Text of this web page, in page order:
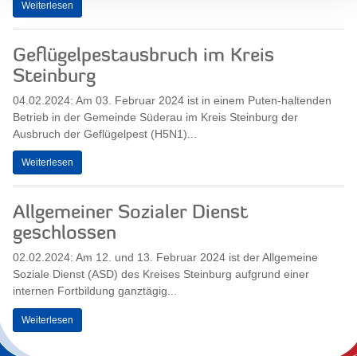
Weiterlesen
Geflügelpestausbruch im Kreis
Steinburg
04.02.2024: Am 03. Februar 2024 ist in einem Puten-haltenden
Betrieb in der Gemeinde Süderau im Kreis Steinburg der
Ausbruch der Geflügelpest (H5N1)...
Weiterlesen
Allgemeiner Sozialer Dienst
geschlossen
02.02.2024: Am 12. und 13. Februar 2024 ist der Allgemeine
Soziale Dienst (ASD) des Kreises Steinburg aufgrund einer
internen Fortbildung ganztägig...
Weiterlesen